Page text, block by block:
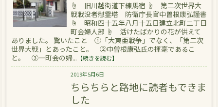
☝ 旧川越街道下練馬宿 ☝ 第二次世界大
戦戦没者慰霊塔 防衛庁長官中曽根康弘謹書
☝ 昭和四十五年八月十五日建立北町二丁目
町会婦人部 ☝ 活けたばかりの花が供えて
ありました。 驚いたこと ①「大東亜戦争」でなく、「第二次
世界大戦」とあったこと。 ②中曽根康弘氏の揮毫であるこ
と。 ③一町会の婦... 【続きを読む】
2019年5月6日
ちらちらと路地に読者もできま
した